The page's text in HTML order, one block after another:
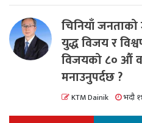
चिनियाँ
युद्ध विजय र
विजयको ८० औं
मनाउनुपर्दछ ?
KTM Dainik भदौ